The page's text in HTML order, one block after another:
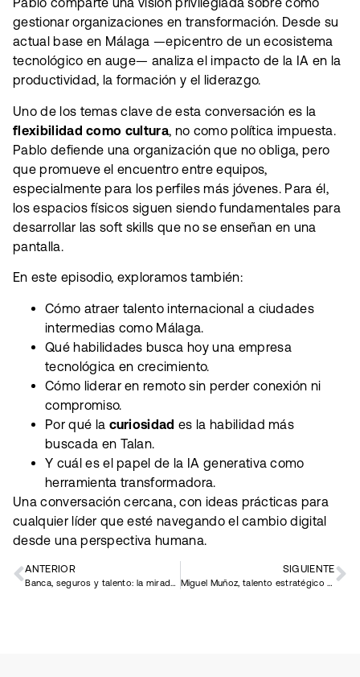
gestionar organizaciones en transformación. Desde su
actual base en Málaga —epicentro de un ecosistema
tecnológico en auge— analiza el impacto de la IA en la
productividad, la formación y el liderazgo.
Uno de los temas clave de esta conversación es la
flexibilidad como cultura, no como política impuesta.
Pablo defiende una organización que no obliga, pero
que promueve el encuentro entre equipos,
especialmente para los perfiles más jóvenes. Para él,
los espacios físicos siguen siendo fundamentales para
desarrollar las soft skills que no se enseñan en una
pantalla.
En este episodio, exploramos también:
Cómo atraer talento internacional a ciudades
intermedias como Málaga.
Qué habilidades busca hoy una empresa
tecnológica en crecimiento.
Cómo liderar en remoto sin perder conexión ni
compromiso.
Por qué la curiosidad es la habilidad más
buscada en Talan.
Y cuál es el papel de la IA generativa como
herramienta transformadora.
Una conversación cercana, con ideas prácticas para
cualquier líder que esté navegando el cambio digital
desde una perspectiva humana.
ANTERIOR
Banca, seguros y talento: la mirada de Irene de la Esperanza
SIGUIENTE
Miguel Muñoz, talento estratégico para un sector en transformación